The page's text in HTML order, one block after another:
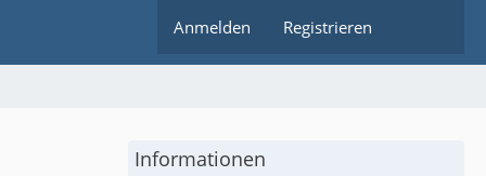
Anmelden Registrieren
Informationen